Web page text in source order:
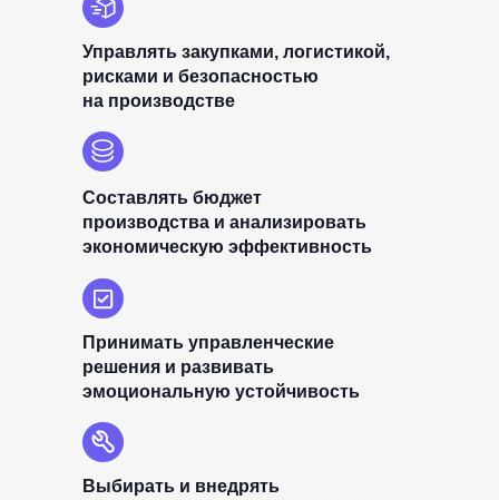
Принимать управленческие
решения и развивать
эмоциональную устойчивость
Управлять закупками, логистикой,
рисками и безопасностью
на производстве
Выбирать и внедрять
Составлять бюджет
производства и анализировать
экономическую эффективность